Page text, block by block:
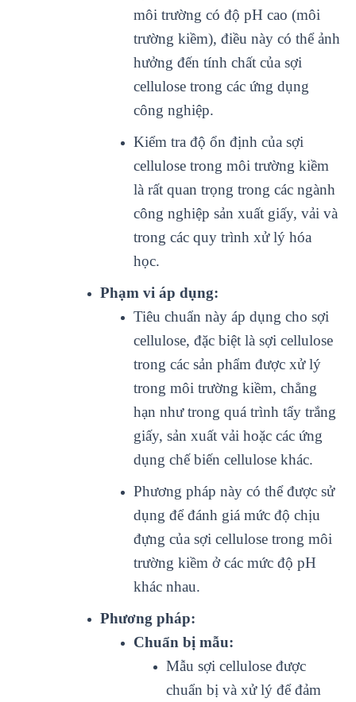
môi trường có độ pH cao (môi
trường kiềm), điều này có thể ảnh
hưởng đến tính chất của sợi
cellulose trong các ứng dụng
công nghiệp.
Kiểm tra độ ổn định của sợi
cellulose trong môi trường kiềm
là rất quan trọng trong các ngành
công nghiệp sản xuất giấy, vải và
trong các quy trình xử lý hóa
học.
Phạm vi áp dụng:
Tiêu chuẩn này áp dụng cho sợi
cellulose, đặc biệt là sợi cellulose
trong các sản phẩm được xử lý
trong môi trường kiềm, chẳng
hạn như trong quá trình tẩy trắng
giấy, sản xuất vải hoặc các ứng
dụng chế biến cellulose khác.
Phương pháp này có thể được sử
dụng để đánh giá mức độ chịu
đựng của sợi cellulose trong môi
trường kiềm ở các mức độ pH
khác nhau.
Phương pháp:
Chuẩn bị mẫu:
Mẫu sợi cellulose được
chuẩn bị và xử lý để đảm